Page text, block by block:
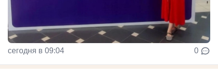
сегодня в 09:04 0